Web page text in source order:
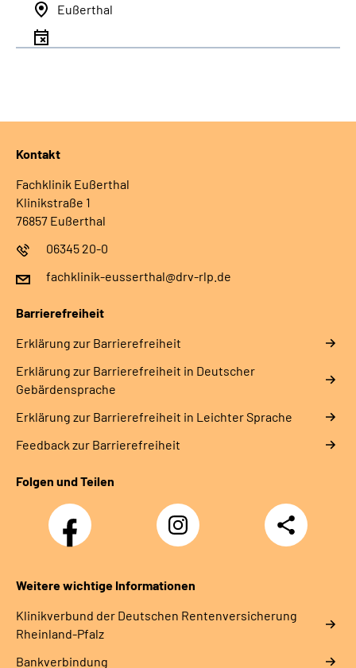
Eußerthal
Kontakt
Fachklinik Eußerthal
Klinikstraße 1
76857 Eußerthal
06345 20-0
fachklinik-eusserthal@drv-rlp.de
Barrierefreiheit
Erklärung zur Barrierefreiheit
Erklärung zur Barrierefreiheit in Deutscher
Gebärdensprache
Erklärung zur Barrierefreiheit in Leichter Sprache
Feedback zur Barrierefreiheit
Folgen und Teilen
Facebook
Instagram
DRV
Nachwuchskräfte
Teilen
Weitere wichtige Informationen
Klinikverbund der Deutschen Rentenversicherung
Rheinland-Pfalz
Bankverbindung